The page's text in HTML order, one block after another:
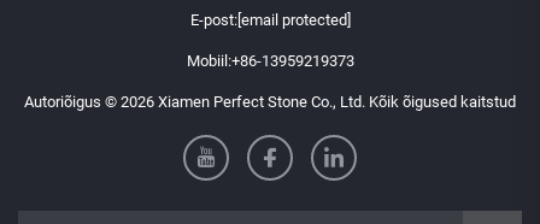
E-post:[email protected]
Mobiil:+86-13959219373
Autoriõigus © 2026 Xiamen Perfect Stone Co., Ltd. Kõik õigused kaitstud